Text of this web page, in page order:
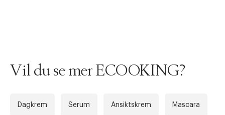
Vil du se mer ECOOKING?
Dagkrem Serum Ansiktskrem Mascara